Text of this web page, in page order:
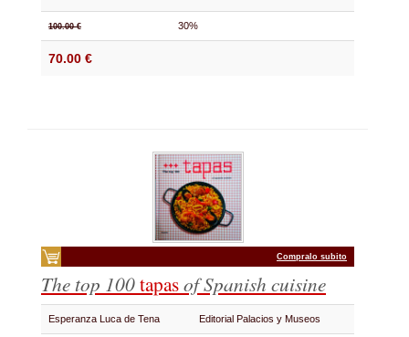
100.00 € 30%
70.00 €
Compralo subito
The top 100tapasof Spanish cuisine
Esperanza Luca de Tena Editorial Palacios y Museos